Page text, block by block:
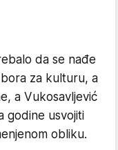
da se nađe
za kulturu, a
a Vukosavljević
godine usvojiti
obliku.